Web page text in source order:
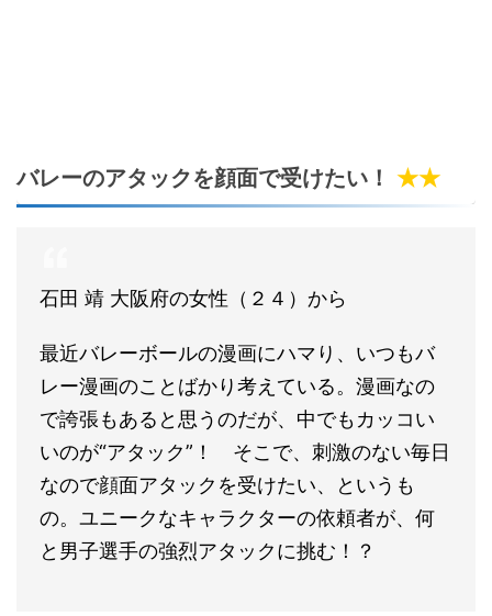
バレーのアタックを顔面で受けたい！ ★★
石田 靖 大阪府の女性（２４）から
最近バレーボールの漫画にハマり、いつもバ
レー漫画のことばかり考えている。漫画なの
で誇張もあると思うのだが、中でもカッコい
いのが“アタック”！ そこで、刺激のない毎日
なので顔面アタックを受けたい、というも
の。ユニークなキャラクターの依頼者が、何
と男子選手の強烈アタックに挑む！？